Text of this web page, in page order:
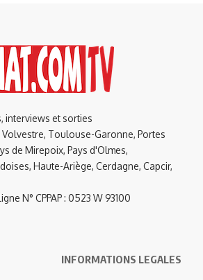
interviews et sorties
Volvestre, Toulouse-Garonne, Portes
de Mirepoix, Pays d'Olmes,
Haute-Ariège, Cerdagne, Capcir,
N° CPPAP : 0523 W 93100
INFORMATIONS LEGALES